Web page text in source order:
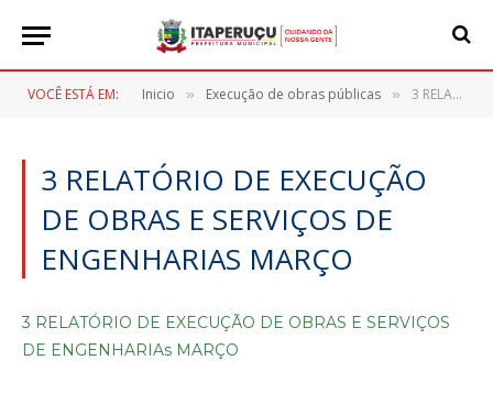
VOCÊ ESTÁ EM: Inicio » Execução de obras públicas » 3 RELATÓRIO DE EXECUÇÃO DE OBRAS E SERVIÇOS DE ENGENHARIAs MARÇO
3 RELATÓRIO DE EXECUÇÃO
DE OBRAS E SERVIÇOS DE
ENGENHARIAS MARÇO
3 RELATÓRIO DE EXECUÇÃO DE OBRAS E SERVIÇOS
DE ENGENHARIAs MARÇO